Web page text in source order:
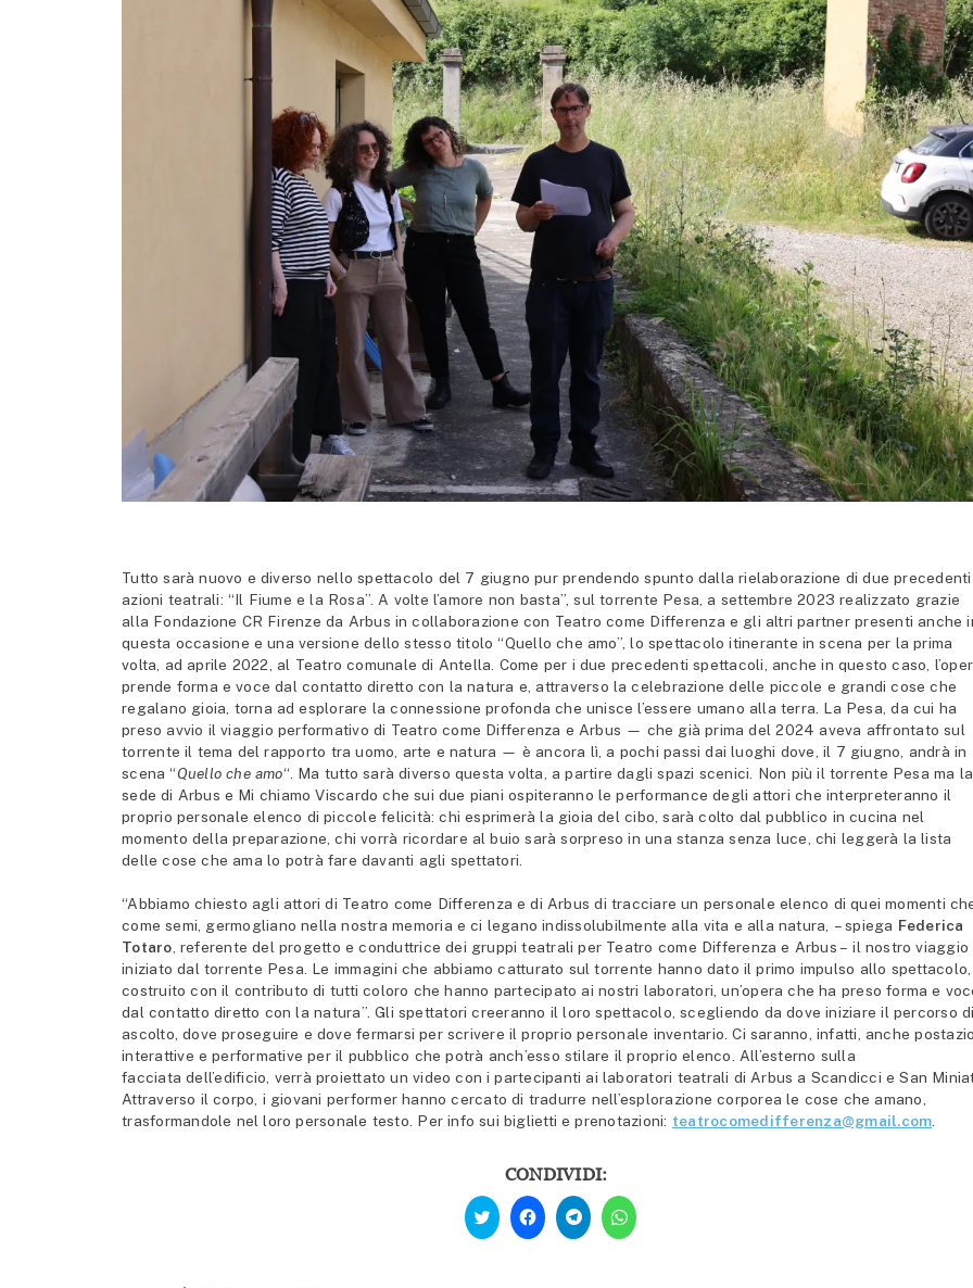
Tutto sarà nuovo e diverso nello spettacolo del 7 giugno pur prendendo spunto dalla rielaborazione di due precedenti
azioni teatrali: “Il Fiume e la Rosa”. A volte l’amore non basta”, sul torrente Pesa, a settembre 2023 realizzato grazie
alla Fondazione CR Firenze da Arbus in collaborazione con Teatro come Differenza e gli altri partner presenti anche
questa occasione e una versione dello stesso titolo “Quello che amo”, lo spettacolo itinerante in scena per la prima
volta, ad aprile 2022, al Teatro comunale di Antella. Come per i due precedenti spettacoli, anche in questo caso,
prende forma e voce dal contatto diretto con la natura e, attraverso la celebrazione delle piccole e grandi cose che
regalano gioia, torna ad esplorare la connessione profonda che unisce l’essere umano alla terra. La Pesa, da cui ha
preso avvio il viaggio performativo di Teatro come Differenza e Arbus — che già prima del 2024 aveva affrontato sul
torrente il tema del rapporto tra uomo, arte e natura — è ancora lì, a pochi passi dai luoghi dove, il 7 giugno, andrà in
scena “Quello che amo“. Ma tutto sarà diverso questa volta, a partire dagli spazi scenici. Non più il torrente Pesa ma la
sede di Arbus e Mi chiamo Viscardo che sui due piani ospiteranno le performance degli attori che interpreteranno il
proprio personale elenco di piccole felicità: chi esprimerà la gioia del cibo, sarà colto dal pubblico in cucina nel
momento della preparazione, chi vorrà ricordare al buio sarà sorpreso in una stanza senza luce, chi leggerà la lista
delle cose che ama lo potrà fare davanti agli spettatori.
“Abbiamo chiesto agli attori di Teatro come Differenza e di Arbus di tracciare un personale elenco di quei momenti
come semi, germogliano nella nostra memoria e ci legano indissolubilmente alla vita e alla natura, – spiega Federica
Totaro , referente del progetto e conduttrice dei gruppi teatrali per Teatro come Differenza e Arbus – il nostro viaggio
iniziato dal torrente Pesa. Le immagini che abbiamo catturato sul torrente hanno dato il primo impulso allo spettacolo,
costruito con il contributo di tutti coloro che hanno partecipato ai nostri laboratori, un’opera che ha preso forma e
dal contatto diretto con la natura”. Gli spettatori creeranno il loro spettacolo, scegliendo da dove iniziare il percorso
ascolto, dove proseguire e dove fermarsi per scrivere il proprio personale inventario. Ci saranno, infatti, anche
interattive e performative per il pubblico che potrà anch’esso stilare il proprio elenco. All’esterno sulla
facciata dell’edificio, verrà proiettato un video con i partecipanti ai laboratori teatrali di Arbus a Scandicci e San
Attraverso il corpo, i giovani performer hanno cercato di tradurre nell’esplorazione corporea le cose che amano,
trasformandole nel loro personale testo. Per info sui biglietti e prenotazioni: teatrocomedifferenza@gmail.com
CONDIVIDI:
Fai
clic
qui
Fai
clic
per
condividere
Fai
clic
per
condividere
Fai
clic
per